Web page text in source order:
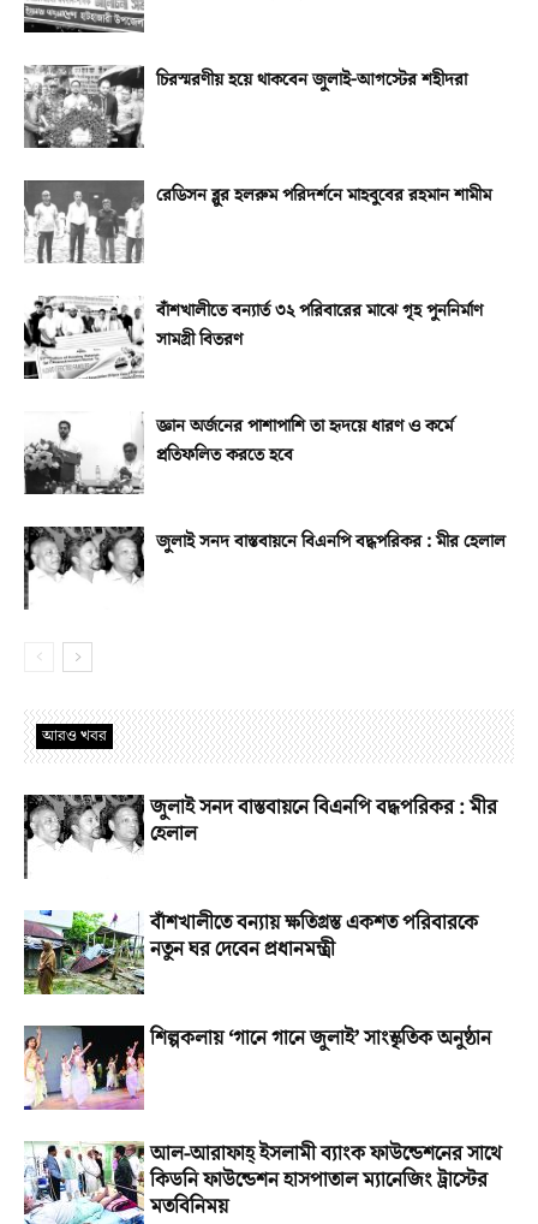
চিরস্মরণীয় হয়ে থাকবেন জুলাই-আগস্টের শহীদরা
রেডিসন ব্লুর হলরুম পরিদর্শনে মাহবুবের রহমান শামীম
বাঁশখালীতে বন্যার্ত ৩২ পরিবারের মাঝে গৃহ পুননির্মাণ
সামগ্রী বিতরণ
জ্ঞান অর্জনের পাশাপাশি তা হৃদয়ে ধারণ ও কর্মে
প্রতিফলিত করতে হবে
জুলাই সনদ বাস্তবায়নে বিএনপি বদ্ধপরিকর : মীর হেলাল
আরও খবর
জুলাই সনদ বাস্তবায়নে বিএনপি বদ্ধপরিকর : মীর
হেলাল
বাঁশখালীতে বন্যায় ক্ষতিগ্রস্ত একশত পরিবারকে
নতুন ঘর দেবেন প্রধানমন্ত্রী
শিল্পকলায় ‘গানে গানে জুলাই’ সাংস্কৃতিক অনুষ্ঠান
আল-আরাফাহ্‌ ইসলামী ব্যাংক ফাউন্ডেশনের সাথে
কিডনি ফাউন্ডেশন হাসপাতাল ম্যানেজিং ট্রাস্টের
মতবিনিময়